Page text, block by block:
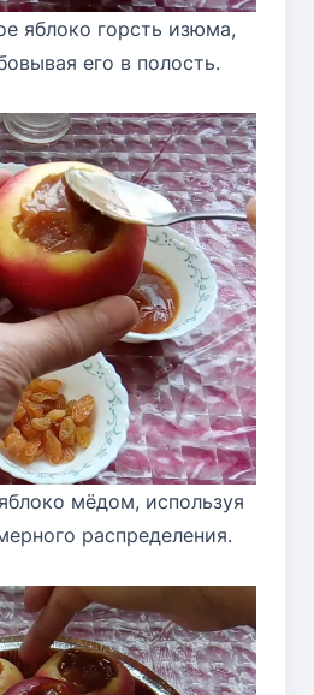
яблоко горсть изюма,
его в полость.
мёдом, используя
распределения.